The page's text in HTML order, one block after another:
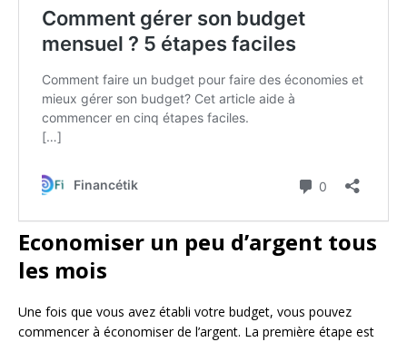
Economiser un peu d’argent tous
les mois
Une fois que vous avez établi votre budget, vous pouvez
commencer à économiser de l’argent. La première étape est